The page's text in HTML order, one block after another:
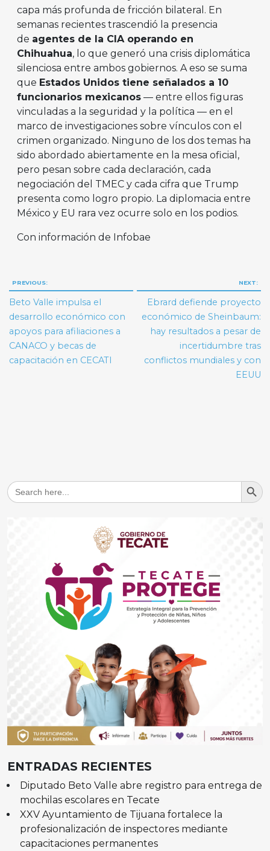
capa más profunda de fricción bilateral. En
semanas recientes trascendió la presencia
de agentes de la CIA operando en
Chihuahua, lo que generó una crisis diplomática
silenciosa entre ambos gobiernos. A eso se suma
que Estados Unidos tiene señalados a 10
funcionarios mexicanos — entre ellos figuras
vinculadas a la seguridad y la política — en el
marco de investigaciones sobre vínculos con el
crimen organizado. Ninguno de los dos temas ha
sido abordado abiertamente en la mesa oficial,
pero pesan sobre cada declaración, cada
negociación del TMEC y cada cifra que Trump
presenta como logro propio. La diplomacia entre
México y EU rara vez ocurre solo en los podios.
Con información de Infobae
Navegación
de
entradas
PREVIOUS:
Beto Valle impulsa el
desarrollo económico con
apoyos para afiliaciones a
CANACO y becas de
capacitación en CECATI
NEXT:
Ebrard defiende proyecto
económico de Sheinbaum:
hay resultados a pesar de
incertidumbre tras
conflictos mundiales y con
EEUU
Search
for:
Search
ENTRADAS RECIENTES
Diputado Beto Valle abre registro para entrega de
mochilas escolares en Tecate
XXV Ayuntamiento de Tijuana fortalece la
profesionalización de inspectores mediante
capacitaciones permanentes